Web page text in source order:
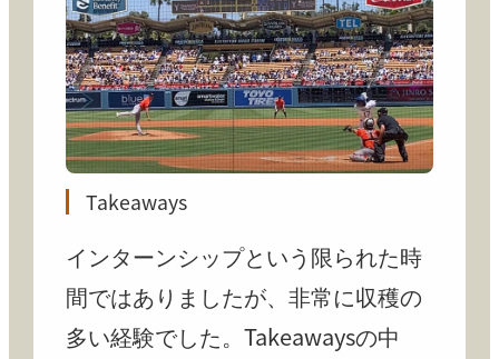
Takeaways
インターンシップという限られた時
間ではありましたが、非常に収穫の
多い経験でした。Takeawaysの中